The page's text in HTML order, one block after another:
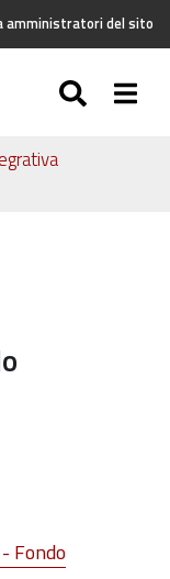
amministratori del sito
Fondo